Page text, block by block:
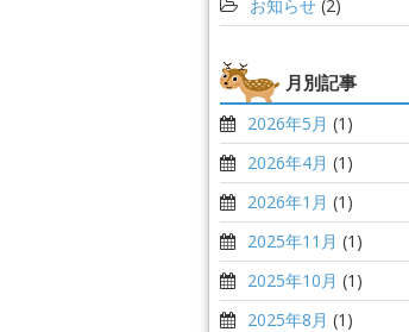
お知らせ(2)
月別記事
2026年5月 (1)
2026年4月 (1)
2026年1月 (1)
2025年11月 (1)
2025年10月 (1)
2025年8月 (1)